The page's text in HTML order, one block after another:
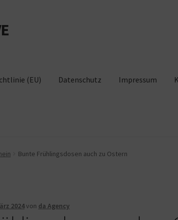
(EU) Datenschutz Impressum
(EU) Datenschutz Impressum Kasse
Bunte Frühlingsdosen auch zu Ostern
2024von da Agency